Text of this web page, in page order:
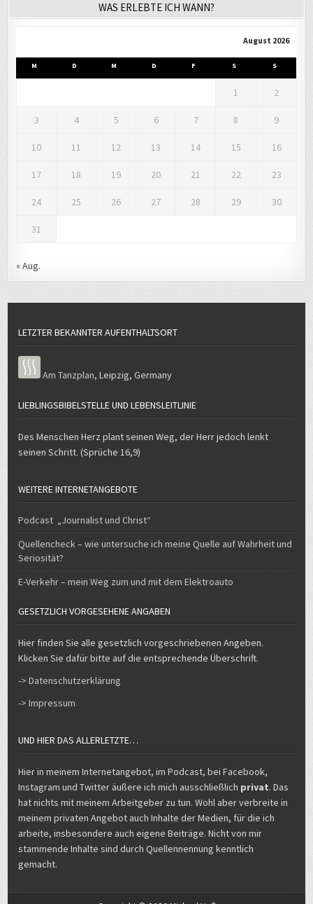
WAS ERLEBTE ICH WANN?
August 2026
M D M D F S S
1 2
3 4 5 6 7 8 9
10 11 12 13 14 15 16
17 18 19 20 21 22 23
24 25 26 27 28 29 30
31
« Aug.
LETZTER BEKANNTER AUFENTHALTSORT
Am Tanzplan,Leipzig,Germany
LIEBLINGSBIBELSTELLE UND LEBENSLEITLINIE
Des Menschen Herz plant seinen Weg, der Herr jedoch lenkt
seinen Schritt. (Sprüche 16,9)
WEITERE INTERNETANGEBOTE
Podcast „Journalist und Christ“
Quellencheck – wie untersuche ich meine Quelle auf Wahrheit und
Seriosität?
E-Verkehr – mein Weg zum und mit dem Elektroauto
GESETZLICH VORGESEHENE ANGABEN
Hier finden Sie alle gesetzlich vorgeschriebenen Angeben.
Klicken Sie dafür bitte auf die entsprechende Überschrift.
-> Datenschutzerklärung
-> Impressum
UND HIER DAS ALLERLETZTE…
Hier in meinem Internetangebot, im Podcast, bei Facebook,
Instagram und Twitter äußere ich mich ausschließlich privat. Das
hat nichts mit meinem Arbeitgeber zu tun. Wohl aber verbreite in
meinem privaten Angebot auch Inhalte der Medien, für die ich
arbeite, insbesondere auch eigene Beiträge. Nicht von mir
stammende Inhalte sind durch Quellennennung kenntlich
gemacht.